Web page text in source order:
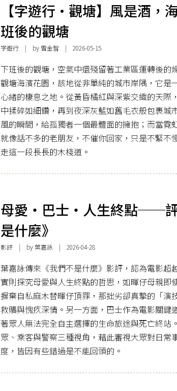
【字遊行·觀塘】風是酒，
班後的觀塘
字遊行 | by 曾金智 | 2026-05-15
下班後的觀塘，空氣中還殘留著工業區運轉後的
觀塘海濱花園，該地從非單純的城市岸隅，它是
心緒的棲息之地。從黃昏橘紅與深紫交織的天際
中揉碎如細鑽，再到夜深灰藍如舊毛衣般包裹城
風的瞬間，給孤獨者一個最體面的擁抱；而當霓
就像話不多的老朋友，不催你回家，只是不緊不
走這一段長長的木棧道。
母愛‧巴士‧人生終點──
是什麼》
影評 | by葉嘉詠 | 2026-04-28
葉嘉詠傳來《我們不是什麼》影評，認為電影超
實則探究母愛與人生終點的哲思，如暉仔母親即
摒棄自私麻木替暉仔頂罪，那拙劣卻真摯的「演
救贖與愧疚深情。另一方面，巴士作為電影關鍵
著眾人無法完全自主選擇的生命旅途與死亡終站
眾、乘客與警察三種視角，藉此審視大眾對日常
度，皆因有些錯過是不能回頭的。